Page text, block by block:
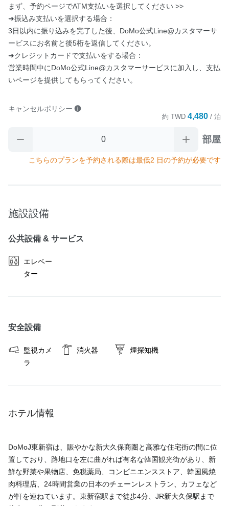
まず、予約ページでATM支払いを選択してください >>
➜振込み支払いを選択する場合：
3日以内に振り込みを完了した後、DoMo公式Line@カスタマーサ
ービスにお名前と後5桁を返信してください。
➜クレジットカードで支払いをする場合：
営業時間中にDoMo公式Line@カスタマーサービスに加入し、支払
いページを提供してもらってください。
キャンセルポリシー
約 TWD 4,480 / 泊
部屋
こちらのプランを予約される際は最低2 日の予約が必要です
施設設備
公共設備 & サービス
エレベー
ター
安全設備
監視カメ
ラ
消火器 煙探知機
ホテル情報
DoMoJ東新宿は、賑やかな新大久保商圏と高雅な住宅街の間に位
置しており、路地口を左に曲がれば有名な韓国観光街があり、新
鮮な野菜や果物店、免税薬局、コンビニエンスストア、韓国風焼
肉料理店、24時間営業の日本のチェーンレストラン、カフェなど
が軒を連ねています。東新宿駅まで徒歩4分、JR新大久保駅まで